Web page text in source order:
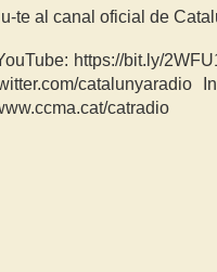
te al canal oficial de
https://bit.ly/
catalunyaradio
catradio